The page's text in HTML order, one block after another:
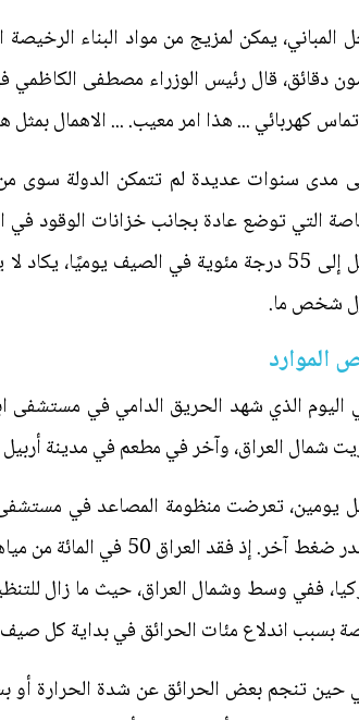
المباني، يمكن لمزيج من مواد البناء
دقائق، قال رئيس الوزراء مصطفى
تماس كهربائي ... هذا امر معيب. ... الاهمال
مدى سنوات عديدة لم تتمكن الدولة سوى من
التي توضع عادة بجانب خزانات الوقود
تصل إلى 55 درجة مئوية في الصيف
شخص ما.
الموارد
اليوم الذي شهد الحريق الدامي في
شمال العراق، وآخر في مطعم في مدينة
يومين، تعرضت منظومة المصاعد في مستشفى
مصدر ضغط آخر. إذ
ففي وسط وشمال العراق، حيث ما زال
بسبب اندلاع مئات الحرائق في بداية كل
حين تنجم بعض الحرائق عن شدة الحرارة أو